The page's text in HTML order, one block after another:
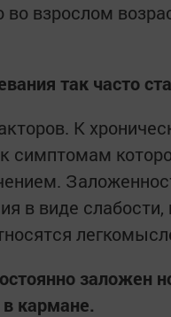
во взрослом
так часто
К
симптомам
в виде
заложен
кармане.